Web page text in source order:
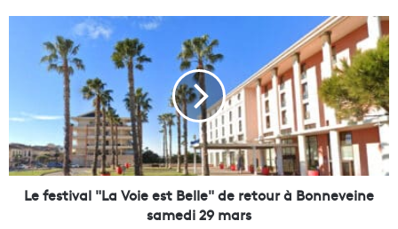
v
é
g
é
t
i
v
a
Le festival "La Voie est Belle" de retour à Bonneveine
samedi 29 mars